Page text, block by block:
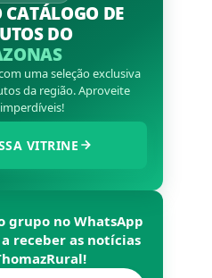
CATÁLOGO DE
DO
uma seleção exclusiva
da região. Aproveite
VITRINE
grupo no WhatsApp
receber as notícias
!